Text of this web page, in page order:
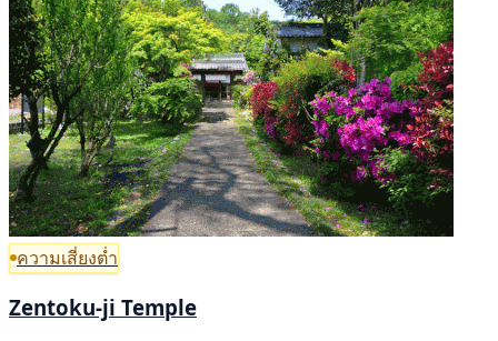
ความเสี่ยงต่ำ
Zentoku-ji Temple